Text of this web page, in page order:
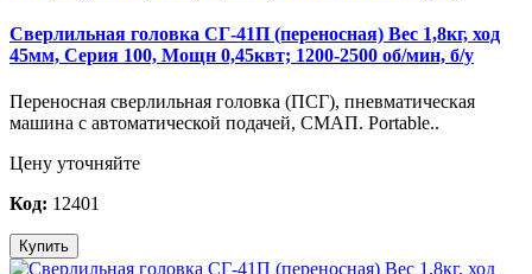
Сверлильная головка СГ-41П (переносная) Вес 1,8кг, ход
45мм, Серия 100, Мощн 0,45квт; 1200-2500 об/мин, б/у
Переносная сверлильная головка (ПСГ), пневматическая
машина с автоматической подачей, СМАП. Portable..
Цену уточняйте
Код: 12401
Купить